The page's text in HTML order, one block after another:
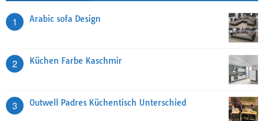
1 Arabic sofa Design
2 Küchen Farbe Kaschmir
3 Outwell Padres Küchentisch Unterschied